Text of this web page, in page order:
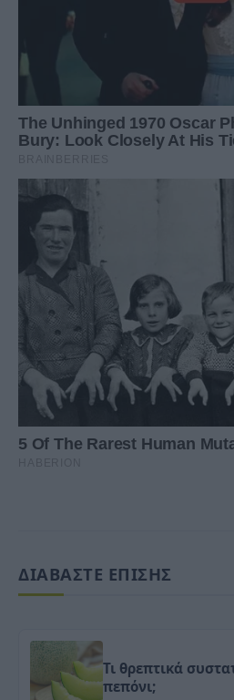
ΔΙΑΒΑΣΤΕ ΕΠΙΣΗΣ
Τι θρεπτικά
πεπόνι;